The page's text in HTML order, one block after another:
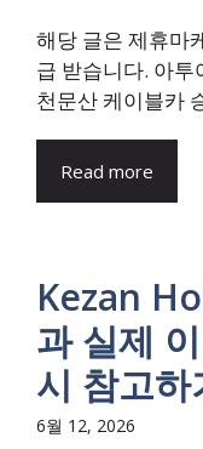
해당 글은 제휴마
급 받습니다. 아
천문산 케이블카
Read more
Kezan
과 실제
시 참고하
6월 12, 2026